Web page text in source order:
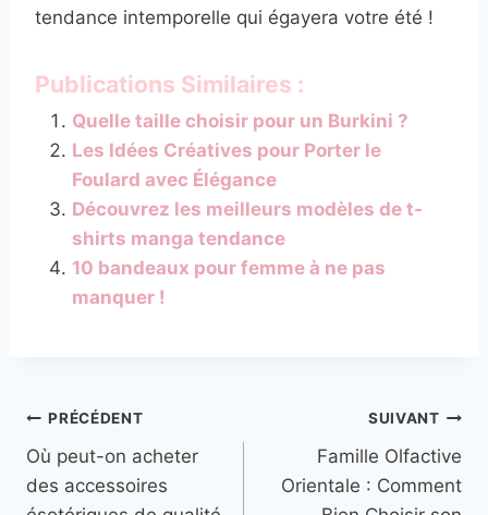
tendance intemporelle qui égayera votre été !
Publications Similaires :
Quelle taille choisir pour un Burkini ?
Les Idées Créatives pour Porter le
Foulard avec Élégance
Découvrez les meilleurs modèles de t-
shirts manga tendance
10 bandeaux pour femme à ne pas
manquer !
Navigation
de
PRÉCÉDENT
Où peut-on acheter
des accessoires
SUIVANT
Famille Olfactive
Orientale : Comment